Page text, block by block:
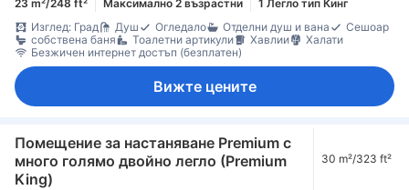
23 m²/248 ft² Максимално 2 възрастни
1 Легло тип Кинг
Изглед: Град
Душ Огледало Отделни душ и вана
Сешоар
собствена баня
Тоалетни артикули Хавлии
Халати
Безжичен интернет достъп (безплатен)
Вижте цените
Помещение за настаняване Premium с
много голямо двойно легло (Premium
King)
30 m²/323 ft²